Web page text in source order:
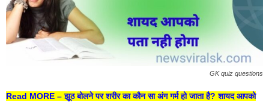
GK quiz questions
Read MORE –झूठ बोलने पर शरीर का कौन सा अंग गर्म हो जाता है? शायद आपको